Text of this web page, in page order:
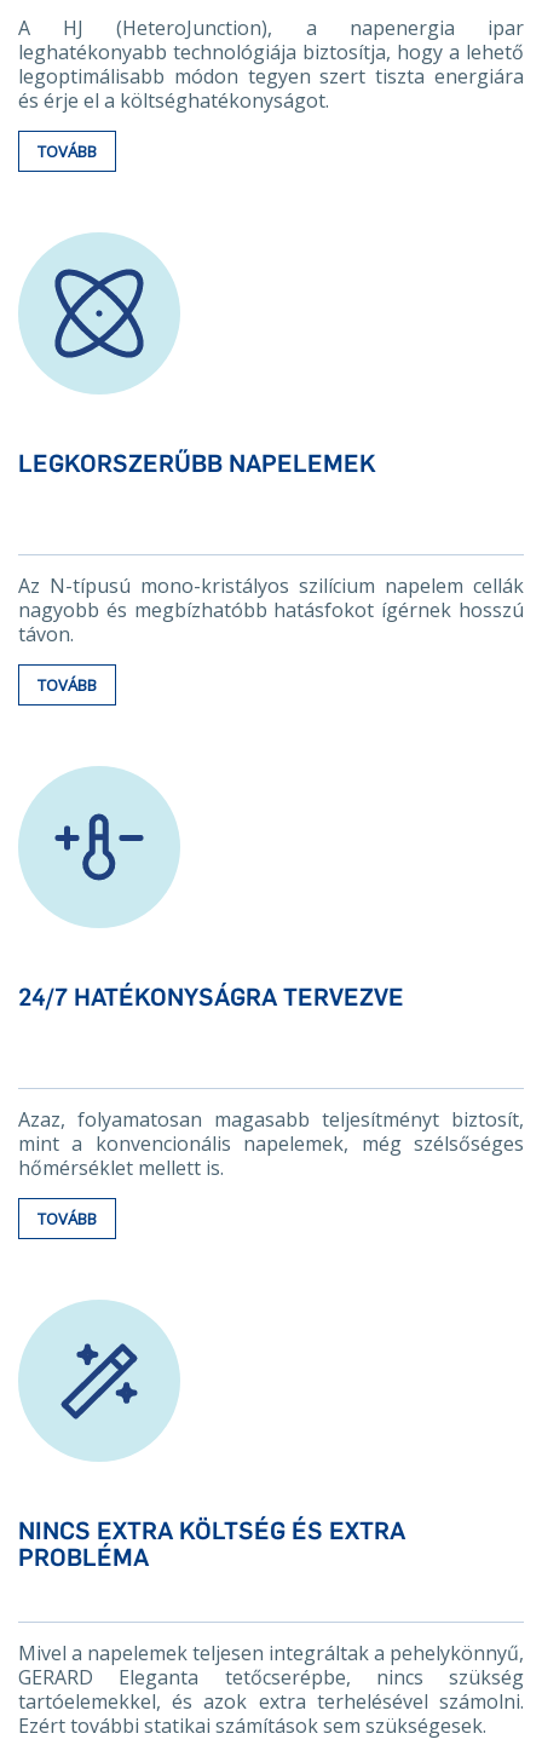
A HJ (HeteroJunction), a napenergia ipar
leghatékonyabb technológiája biztosítja, hogy a lehető
legoptimálisabb módon tegyen szert tiszta energiára
és érje el a költséghatékonyságot.
TOVÁBB
LEGKORSZERŰBB NAPELEMEK
Az N-típusú mono-kristályos szilícium napelem cellák
nagyobb és megbízhatóbb hatásfokot ígérnek hosszú
távon.
TOVÁBB
24/7 HATÉKONYSÁGRA TERVEZVE
Azaz, folyamatosan magasabb teljesítményt biztosít,
mint a konvencionális napelemek, még szélsőséges
hőmérséklet mellett is.
TOVÁBB
NINCS EXTRA KÖLTSÉG ÉS EXTRA
PROBLÉMA
Mivel a napelemek teljesen integráltak a pehelykönnyű,
GERARD Eleganta tetőcserépbe, nincs szükség
tartóelemekkel, és azok extra terhelésével számolni.
Ezért további statikai számítások sem szükségesek.